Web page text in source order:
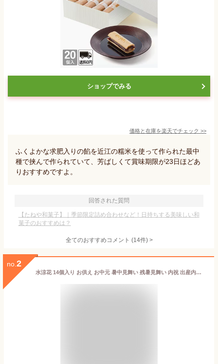
ショップでみる
価格と在庫を楽天でチェック >>
ふくよかな求肥入りの餡を近江の糯米を使って作られた最中
種で挟んで作られていて、芳ばしくて賞味期限が23日ほどあ
りおすすめですよ。
回答された質問
【たねや和菓子】｜季節限定詰め合わせなど！日持ちする美味しい和
菓子のおすすめは？
全てのおすすめコメント (14件) >
no. 2
水涼花 14個入り お供え お中元 暑中見舞い 残暑見舞い 内祝 出産内祝い 贈答品 ゼリー 個包装 お菓子 和菓子 ギフト スイーツ 手土産 常温 日持ち ゼリー詰め合わせ フルーツゼリー お祝い お礼 お見舞い 快気祝い 御仏前 お供え物 梅 温州みかん 甘夏 白桃 洋菓子